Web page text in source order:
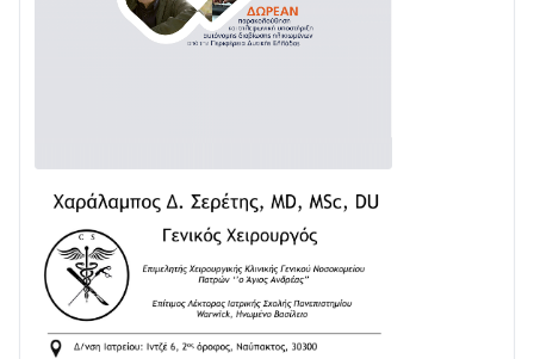
02/08 • 18:26
28/07 • 21:46
Διαβάστε την «Ναυπακτία» που κυκλοφορεί
24/07 • 11:31